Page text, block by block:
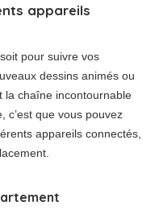
appareils
pour suivre vos
dessins animés ou
la chaîne incontournable
c’est que vous pouvez
appareils connectés,